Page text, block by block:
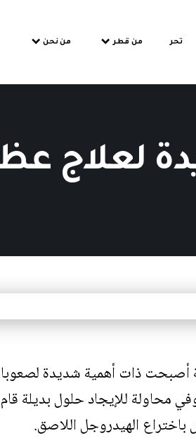
تحر من قطر من نحن
لعلاج
ذات أهمية شديدة
محاولة للإيجاد حلول بديلة
الهيدروجل اللاصق.